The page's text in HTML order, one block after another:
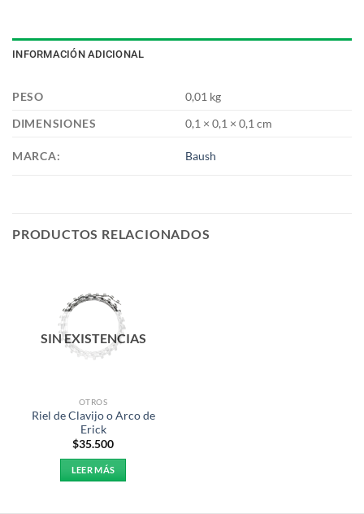
INFORMACIÓN ADICIONAL
PESO
0,01 kg
DIMENSIONES
0,1 × 0,1 × 0,1 cm
MARCA: Baush
PRODUCTOS RELACIONADOS
SIN EXISTENCIAS
OTROS
Riel de Clavijo o Arco de
Erick
$35.500
LEER MÁS